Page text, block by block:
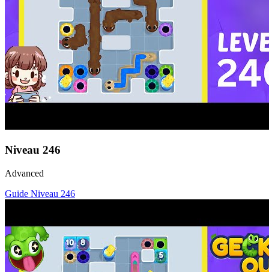
Niveau 246
Advanced
Guide Niveau 246